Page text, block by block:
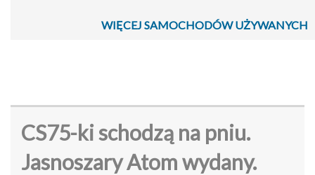
WIĘCEJ SAMOCHODÓW UŻYWANYCH
CS75-ki schodzą na pniu.
Jasnoszary Atom wydany.